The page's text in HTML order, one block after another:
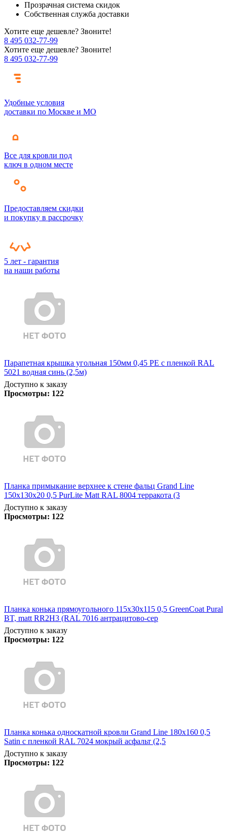
Прозрачная система скидок
Собственная служба доставки
Хотите еще дешевле? Звоните!
8 495 032-77-99
Хотите еще дешевле? Звоните!
8 495 032-77-99
Удобные условия
доставки по Москве и МО
Все для кровли под
ключ в одном месте
Предоставляем скидки
и покупку в рассрочку
5 лет - гарантия
на наши работы
Парапетная крышка угольная 150мм 0,45 PE с пленкой RAL
5021 водная синь (2,5м)
Доступно к заказу
Просмотры: 122
Планка примыкание верхнее к стене фальц Grand Line
150х130х20 0,5 PurLite Matt RAL 8004 терракота (3
Доступно к заказу
Просмотры: 122
Планка конька прямоугольного 115х30х115 0,5 GreenCoat Pural
BT, matt RR2Н3 (RAL 7016 антрацитово-сер
Доступно к заказу
Просмотры: 122
Планка конька односкатной кровли Grand Line 180x160 0,5
Satin с пленкой RAL 7024 мокрый асфальт (2,5
Доступно к заказу
Просмотры: 122